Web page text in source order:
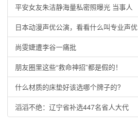
平安女友朱洁静海量私密照曝光 当事人
日本动漫声优公演，看看什么叫专业声优
尚雯婕遭李谷一痛批
朋友圈里这些“救命神招”都是假的！
什么材质的床垫好该选哪个牌子的?
滔滔不绝：辽宁省补选447名省人大代